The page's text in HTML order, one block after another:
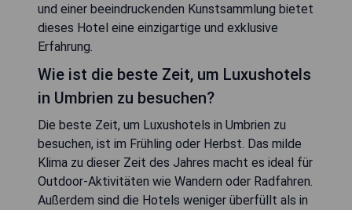
und einer beeindruckenden Kunstsammlung bietet
dieses Hotel eine einzigartige und exklusive
Erfahrung.
Wie ist die beste Zeit, um Luxushotels
in Umbrien zu besuchen?
Die beste Zeit, um Luxushotels in Umbrien zu
besuchen, ist im Frühling oder Herbst. Das milde
Klima zu dieser Zeit des Jahres macht es ideal für
Outdoor-Aktivitäten wie Wandern oder Radfahren.
Außerdem sind die Hotels weniger überfüllt als in